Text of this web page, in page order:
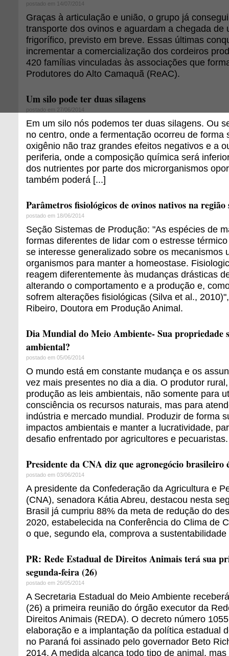
postado em 14/07/2014
Graças à articulação e união, o grupo já
transporte dos ovinos e aguardam a chegada de
frigorífico, previsto em breve. Essas últimas
incrementar a comercialização dos cordeiros
420 famílias vinculadas às associações que
Produtores do Alto Camaquã (ReAC).
Um silo pode ter duas silagens
postado em 27/06/2014
Em um silo nós podemos ter duas silagens. Ou
no centro, onde a fermentação ocorreu de forma
oxigênio não traz grandes efeitos negativos e a
periferia, onde a composição química será
dos nutrientes por parte dos microrganismos
também poderá [...]
Parâmetros fisiológicos de ovinos nativos na
postado em 18/06/2014
Seção Sistemas de Produção: "As espécies de
formas diferentes de lidar com o estresse
se interesse generalizado sobre os mecanismos
organismos para manter a homeostase.
reagem diferentemente às mudanças drásticas
alterando o comportamento e a produção e,
sofrem alterações fisiológicas (Silva et al.,
Ribeiro, Doutora em Produção Animal.
Dia Mundial do Meio Ambiente- Sua propriedade
ambiental?
postado em 05/06/2014
O mundo está em constante mudança e os
vez mais presentes no dia a dia. O produtor
produção as leis ambientais, não somente para
consciência os recursos naturais, mas para
indústria e mercado mundial. Produzir de forma
impactos ambientais e manter a lucratividade,
desafio enfrentado por agricultores e pecuaristas.
Presidente da CNA diz que agronegócio brasileiro
postado em 03/06/2014
A presidente da Confederação da Agricultura e
(CNA), senadora Kátia Abreu, destacou nesta
Brasil já cumpriu 88% da meta de redução do
2020, estabelecida na Conferência do Clima de
o que, segundo ela, comprova a
PR: Rede Estadual de Direitos Animais terá sua
segunda-feira (26)
postado em 26/05/2014
A Secretaria Estadual do Meio Ambiente
(26) a primeira reunião do órgão executor da
Direitos Animais (REDA). O decreto número
elaboração e a implantação da política estadual
no Paraná foi assinado pelo governador Beto
2014. A medida alcança todo tipo de animal,